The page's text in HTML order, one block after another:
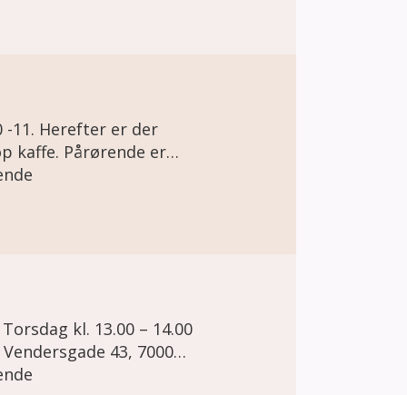
-11. Herefter er der
kaffe. Pårørende er